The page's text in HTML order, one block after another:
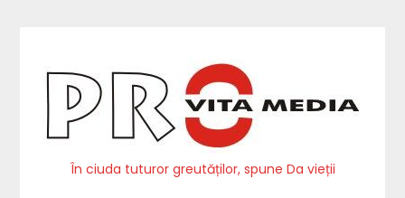
În ciuda tuturor greutăților, spune Da vieții